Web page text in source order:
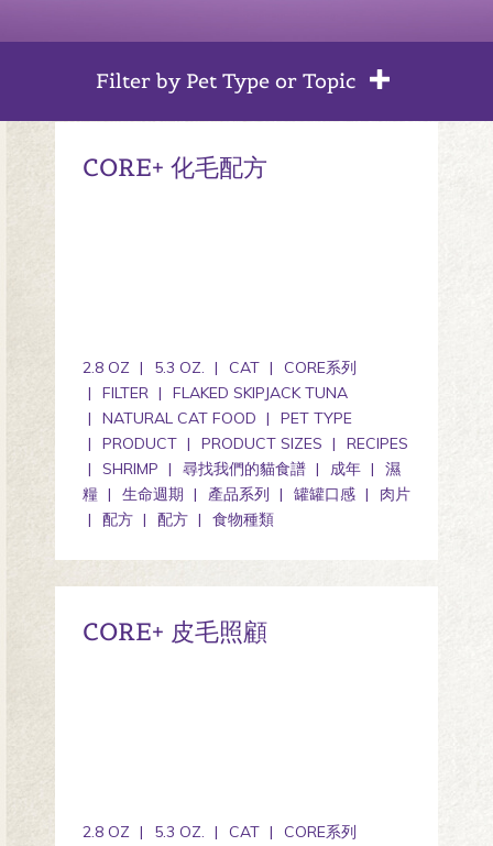
Filter by Pet Type or Topic
CORE+ 化毛配方
2.8 OZ 5.3 OZ. CAT
CORE系列
FILTER
FLAKED SKIPJACK TUNA
NATURAL CAT FOOD
PET TYPE
PRODUCT
PRODUCT SIZES
RECIPES
SHRIMP
尋找我們的貓食譜 成年
濕
糧
生命週期 產品系列 罐罐口感
肉片
配方
配方 食物種類
CORE+ 皮毛照顧
2.8 OZ 5.3 OZ. CAT
CORE系列